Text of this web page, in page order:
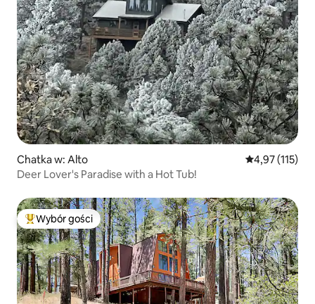
Chatka w: Alto Średnia
4,97 (115)
Deer Lover's Paradise with a Hot Tub!
Najpopularniejsze z kategorii Wybór gości
Wybór gości